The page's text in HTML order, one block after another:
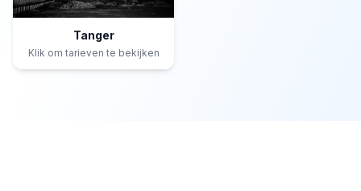
Tanger
Klik om tarieven te bekijken